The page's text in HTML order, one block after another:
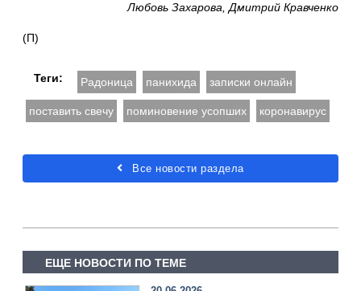
Любовь Захарова, Дмитрий Кравченко
(П)
Теги: Радоница панихида записки онлайн
поставить свечу поминовение усопших коронавирус
Все новости раздела
ЕЩЕ НОВОСТИ ПО ТЕМЕ